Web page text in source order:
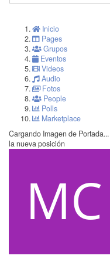
Inicio
Pages
Grupos
Eventos
Videos
Audio
Fotos
People
Polls
Marketplace
Cargando Imagen de Portada...
la nueva posición